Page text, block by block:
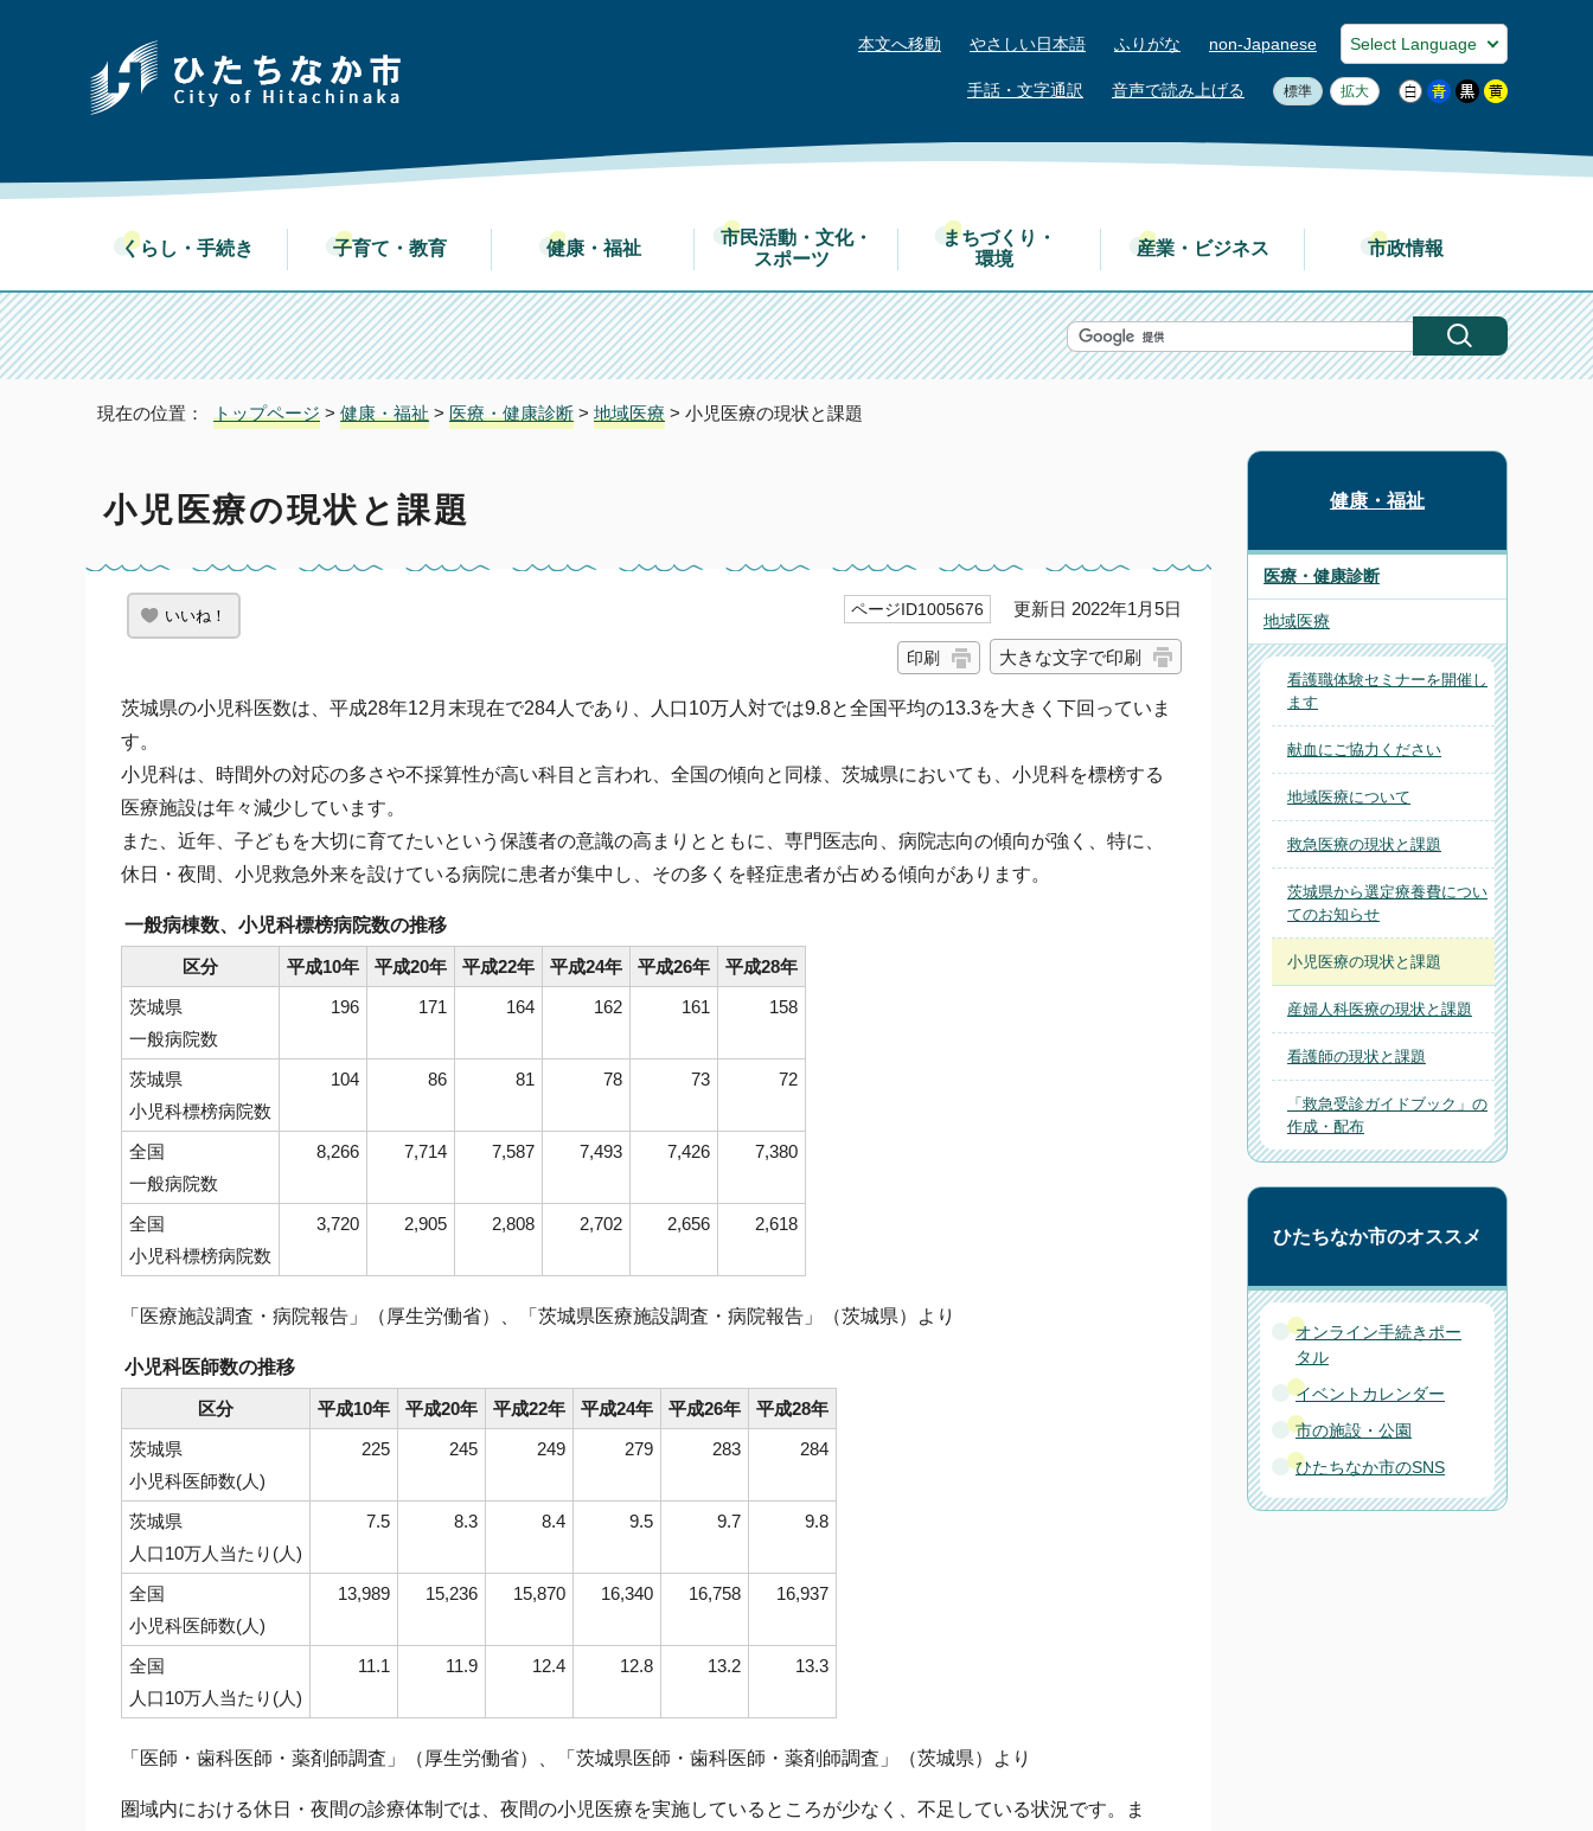
本文へ移動 やさしい日本語 ふりがな non-Japanese
手話・文字通訳 音声で読み上げる 標準 拡大
くらし・手続き 子育て・教育 健康・福祉
市民活動・文化・
スポーツ
まちづくり・
環境
産業・ビジネス 市政情報
現在の位置： トップページ > 健康・福祉 > 医療・健康診断 > 地域医療 > 小児医療の現状と課題
小児医療の現状と課題
いいね！ ページID1005676 更新日 2022年1月5日
印刷 大きな文字で印刷
茨城県の小児科医数は、平成28年12月末現在で284人であり、人口10万人対では9.8と全国平均の13.3を大きく下回っていま
す。
小児科は、時間外の対応の多さや不採算性が高い科目と言われ、全国の傾向と同様、茨城県においても、小児科を標榜する
医療施設は年々減少しています。
また、近年、子どもを大切に育てたいという保護者の意識の高まりとともに、専門医志向、病院志向の傾向が強く、特に、
休日・夜間、小児救急外来を設けている病院に患者が集中し、その多くを軽症患者が占める傾向があります。
一般病棟数、小児科標榜病院数の推移
区分 平成10年 平成20年 平成22年 平成24年 平成26年
平成28年
茨城県
一般病院数
196 171 164 162 161 158
茨城県
小児科標榜病院数
104 86 81 78 73 72
全国
一般病院数
8,266 7,714 7,587 7,493 7,426 7,380
全国
小児科標榜病院数
3,720 2,905 2,808 2,702 2,656 2,618
「医療施設調査・病院報告」（厚生労働省）、「茨城県医療施設調査・病院報告」（茨城県）より
小児科医師数の推移
区分 平成10年 平成20年 平成22年 平成24年 平成26年
平成28年
茨城県
小児科医師数(人)
225 245 249 279 283 284
茨城県
人口10万人当たり(人)
7.5 8.3 8.4 9.5 9.7 9.8
全国
小児科医師数(人)
13,989 15,236 15,870 16,340 16,758 16,937
全国
人口10万人当たり(人)
11.1 11.9 12.4 12.8 13.2 13.3
「医師・歯科医師・薬剤師調査」（厚生労働省）、「茨城県医師・歯科医師・薬剤師調査」（茨城県）より
圏域内における休日・夜間の診療体制では、夜間の小児医療を実施しているところが少なく、不足している状況です。ま
健康・福祉
医療・健康診断
地域医療
看護職体験セミナーを開催し
ます
献血にご協力ください
地域医療について
救急医療の現状と課題
茨城県から選定療養費につい
てのお知らせ
小児医療の現状と課題
産婦人科医療の現状と課題
看護師の現状と課題
「救急受診ガイドブック」の
作成・配布
ひたちなか市のオススメ
オンライン手続きポー
タル
イベントカレンダー
市の施設・公園
ひたちなか市のSNS